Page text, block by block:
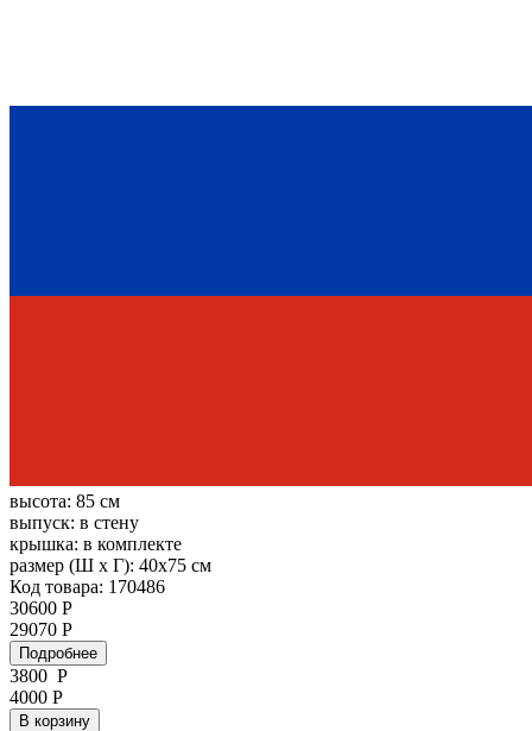
высота: 85 см
выпуск: в стену
крышка: в комплекте
размер (Ш х Г): 40x75 см
Код товара: 170486
30600 Р
29070 Р
Подробнее
3800 Р
4000 Р
В корзину